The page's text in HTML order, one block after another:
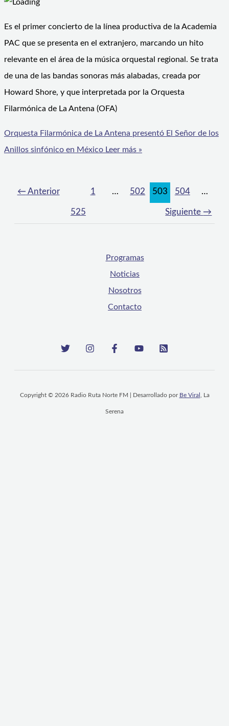
Es el primer concierto de la línea productiva de la Academia
PAC que se presenta en el extranjero, marcando un hito
relevante en el área de la música orquestal regional. Se trata
de una de las bandas sonoras más alabadas, creada por
Howard Shore, y que interpretada por la Orquesta
Filarmónica de La Antena (OFA)
Orquesta Filarmónica de La Antena presentó El Señor de los
Anillos sinfónico en México Leer más »
← Anterior 1 … 502 503 504 …
525 Siguiente →
Programas
Noticias
Nosotros
Contacto
Copyright © 2026 Radio Ruta Norte FM | Desarrollado por Be Viral , La
Serena